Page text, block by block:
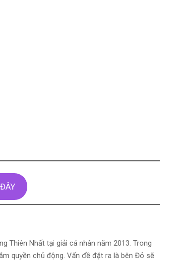
Thiên Nhất tại giải cá nhân năm 2013. Trong
quyền chủ động. Vấn đề đặt ra là bên Đỏ sẽ